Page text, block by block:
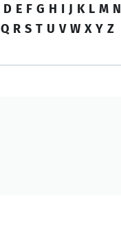
D E F G H I J K L M N
Q R S T U V W X Y Z